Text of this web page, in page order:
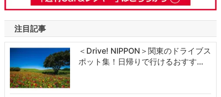
注目記事
＜Drive! NIPPON＞関東のドライブス
ポット集！日帰りで行けるおすす…